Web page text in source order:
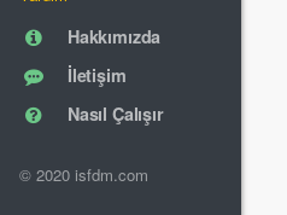
Hakkımızda
İletişim
Nasıl Çalışır
© 2020 isfdm.com